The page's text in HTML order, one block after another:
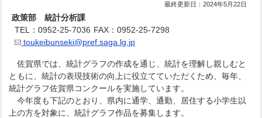
最終更新日：2024年5月22日
政策部 統計分析課
TEL：0952-25-7036 FAX：0952-25-7298
toukeibunseki@pref.saga.lg.jp
佐賀県では、統計グラフの作成を通じ、統計を理解し親しむと
ともに、統計の表現技術の向上に役立てていただくため、毎年、
統計グラフ佐賀県コンクールを実施しています。
今年度も下記のとおり、県内に通学、通勤、居住する小学生以
上の方を対象に、統計グラフ作品を募集します。